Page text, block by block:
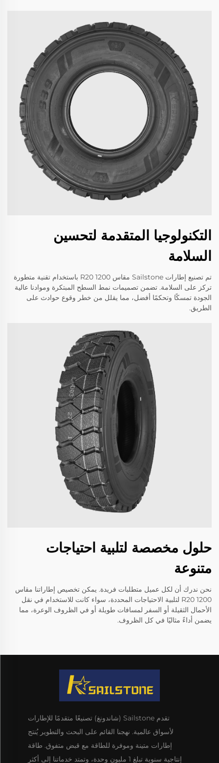
التكنولوجيا المتقدمة لتحسين
السلامة
تم تصنيع إطارات Sailstone مقاس 1200 R20 باستخدام تقنية متطورة
تركز على السلامة. تضمن تصميمات نمط السطح المبتكرة وموادنا عالية
الجودة تمسكًا وتحكمًا أفضل، مما يقلل من خطر وقوع حوادث على
الطريق.
حلول مخصصة لتلبية احتياجات
متنوعة
نحن ندرك أن لكل عميل متطلبات فريدة. يمكن تخصيص إطاراتنا مقاس
1200 R20 لتلبية الاحتياجات المحددة، سواء كانت للاستخدام في نقل
الأحمال الثقيلة أو السفر لمسافات طويلة أو في الظروف الوعرة، مما
يضمن أداءً مثاليًا في كل الظروف.
تقدم Sailstone (شاندونغ) تصنيعًا متقدمًا للإطارات
لأسواق عالمية. نهجنا القائم على البحث والتطوير يُنتج
إطارات متينة وموفرة للطاقة مع قبض متفوق. طاقة
إنتاجية سنوية تبلغ 1 مليون وحدة، وتمتد خدماتنا إلى أكثر